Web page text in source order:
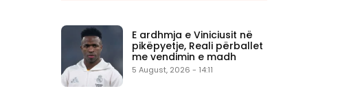
E ardhmja e Viniciusit në
pikëpyetje, Reali përballet
me vendimin e madh
5 August, 2026 - 14:11